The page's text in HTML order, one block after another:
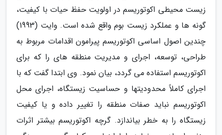
زیست محیطی اکوتوریسم در اولویت حفظ حیات با کیفیت،
گونه ها و عملکرد زیست بوم واقع شده است. وایت (1993)
چندین اصول اساسی اکوتوریسم پیرامون اقدامات مربوط به
طراحی، توسعه، اجرای و مدیریت منطقه های را که برای
اکوتوریسم استفاده می گردد، بیان نمود. وی ابتدا گفت که با
اجرای کاملاً محدودیتها و حساسیت زیستگاه، اجرای محل
اکوتوریسم نباید صفات منطقه را تغییر داده و یا کیفیت
زیستگاه را به خطر بیاندازد. گرچه اکوتوریسم بیشتر اثرات